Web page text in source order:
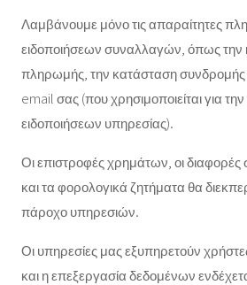
Λαμβάνουμε μόνο τις απαραίτητες
ειδοποιήσεων συναλλαγών, όπως την
πληρωμής, την κατάσταση συνδρομής
email σας (που χρησιμοποιείται για
ειδοποιήσεων υπηρεσίας).
Οι επιστροφές χρημάτων, οι διαφορές
και τα φορολογικά ζητήματα θα
πάροχο υπηρεσιών.
Οι υπηρεσίες μας εξυπηρετούν
και η επεξεργασία δεδομένων